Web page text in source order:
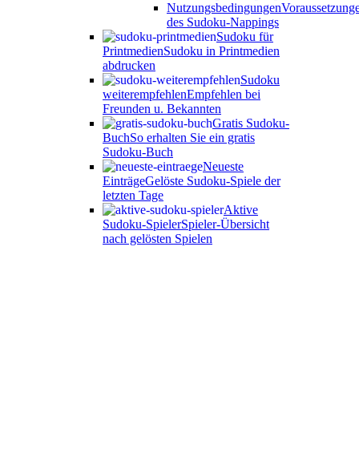
Nutzungsbedingungen
des Sudoku-Nappings
Sudoku für
PrintmedienSudoku in Printmedien
abdrucken
Sudoku
weiterempfehlenEmpfehlen bei
Freunden u. Bekannten
Gratis Sudoku-
BuchSo erhalten Sie ein gratis
Sudoku-Buch
Neueste
EinträgeGelöste Sudoku-Spiele der
letzten Tage
Aktive
Sudoku-SpielerSpieler-Übersicht
nach gelösten Spielen